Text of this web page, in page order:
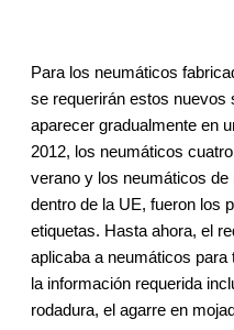
Para los neumáticos
se requerirán estos nuevos
aparecer gradualmente en
2012, los neumáticos
verano y los neumáticos
dentro de la UE, fueron los
etiquetas. Hasta ahora, el
aplicaba a neumáticos
la información requerida
rodadura, el agarre en